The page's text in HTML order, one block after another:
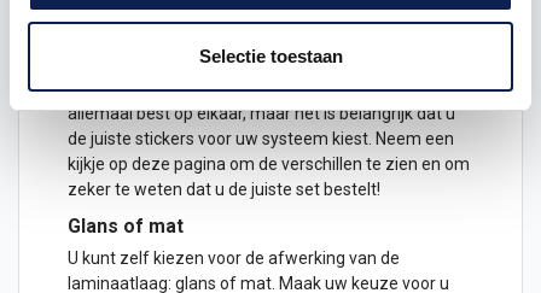
Selectie toestaan
mooi blijft bij veel gebruik of constant schuiven.
Welke Nintendo 2DS/3DS heb ik?
De Nintendo 3DS en Nintendo 2DS systemen lijken
allemaal best op elkaar, maar het is belangrijk dat u
de juiste stickers voor uw systeem kiest. Neem een
kijkje op deze pagina om de verschillen te zien en om
zeker te weten dat u de juiste set bestelt!
Glans of mat
U kunt zelf kiezen voor de afwerking van de
laminaatlaag: glans of mat. Maak uw keuze voor u